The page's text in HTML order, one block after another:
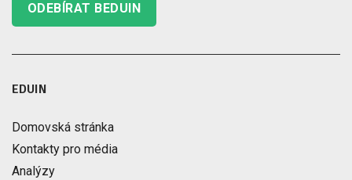
ODEBÍRAT BEDUIN
EDUIN
Domovská stránka
Kontakty pro média
Analýzy